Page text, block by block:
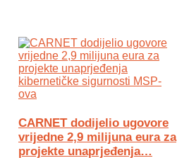
CARNET dodijelio ugovore
vrijedne 2,9 milijuna eura za
projekte unaprjeđenja…